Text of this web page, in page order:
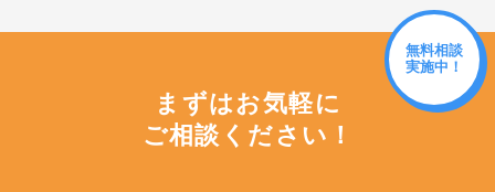
無料相談
実施中！
まずはお気軽に
ご相談ください！